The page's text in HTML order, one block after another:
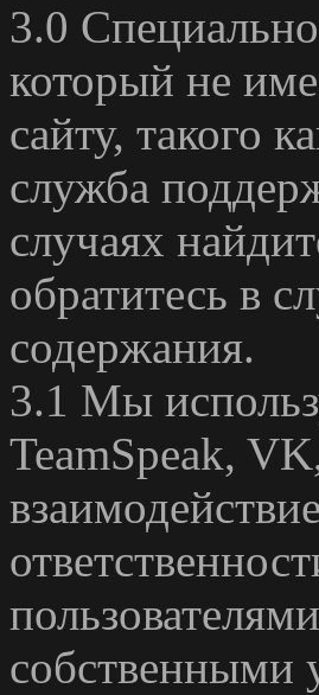
3.0
который не
сайту, такого
служба
случаях
обратитесь в
содержания.
3.1 Мы
TeamSpeak,
собственными